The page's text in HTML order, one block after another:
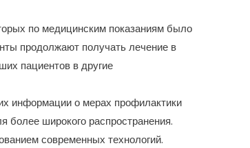
по медицинским показаниям было
продолжают получать лечение в
пациентов в другие
информации о мерах профилактики
широкого распространения.
современных технологий.